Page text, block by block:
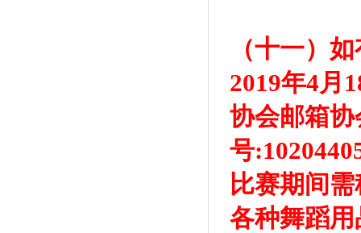
（十一）
2019年4月
协会邮箱协
号
比赛期间
各种舞蹈